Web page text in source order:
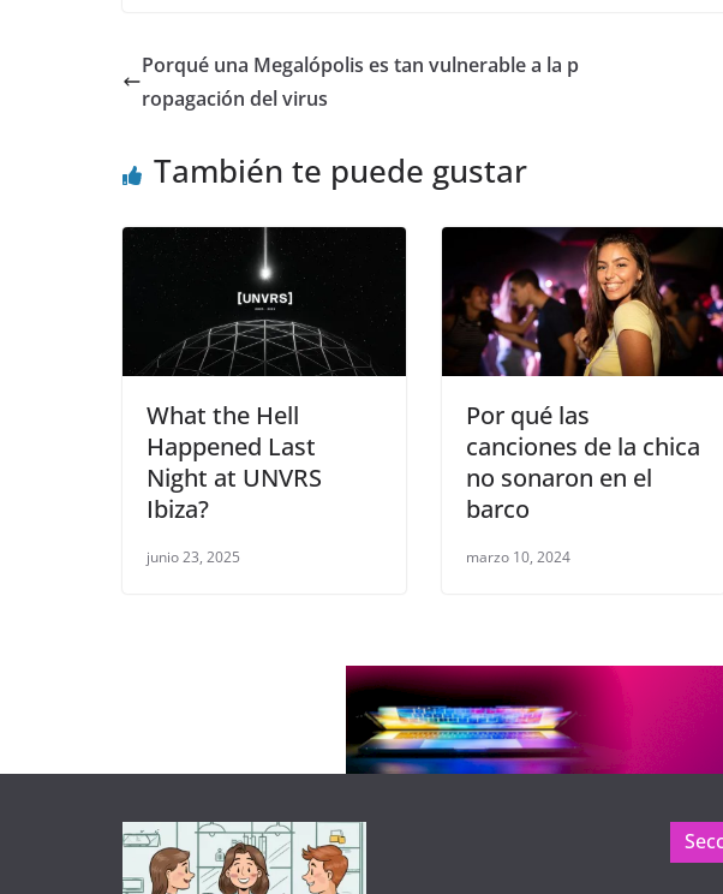
Porqué una Megalópolis es tan vulnerable a la p
ropagación del virus
También te puede gustar
What the Hell
Happened Last
Night at UNVRS
Ibiza?
junio 23, 2025
Por qué las
canciones de la chica
no sonaron en el
barco
marzo 10, 2024